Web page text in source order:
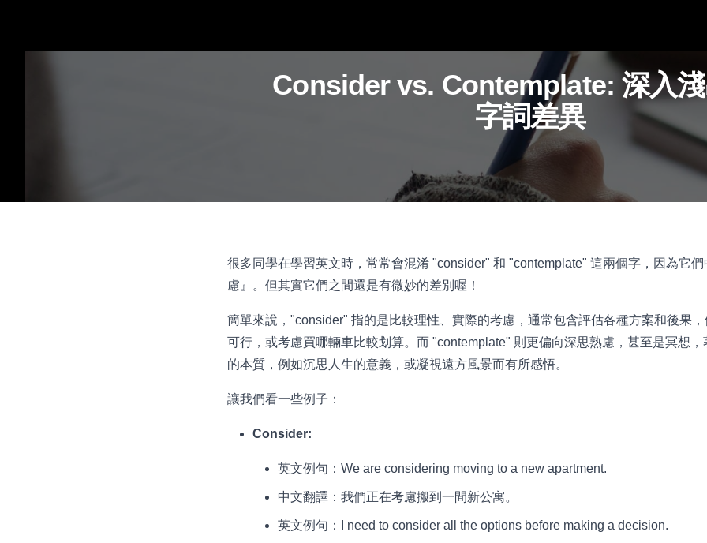
Consider vs. Contemplate: 深入
字詞差異
很多同學在學習英文時，常常會混淆 "consider" 和 "contemplate" 這兩個字，因為它
慮』。但其實它們之間還是有微妙的差別喔！
簡單來說，"consider" 指的是比較理性、實際的考慮，通常包含評估各種方案和後果
可行，或考慮買哪輛車比較划算。而 "contemplate" 則更偏向深思熟慮，甚至是冥想
的本質，例如沉思人生的意義，或凝視遠方風景而有所感悟。
讓我們看一些例子：
Consider:
英文例句：We are considering moving to a new apartment.
中文翻譯：我們正在考慮搬到一間新公寓。
英文例句：I need to consider all the options before making a decision.